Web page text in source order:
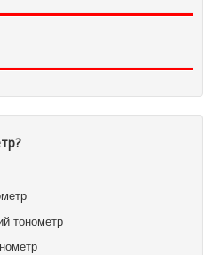
тонометр